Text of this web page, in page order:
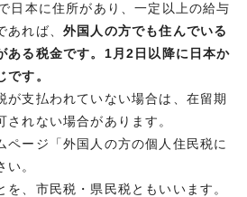
日本に住所があり、一定以上の給与
れば、 外国人の方でも住んでいる
ある税金です。1月2日以降に日本か
です。
が支払われていない場合は、在留期
されない場合があります。
ページ「外国人の方の個人住民税に
。
、市民税・県民税ともいいます。